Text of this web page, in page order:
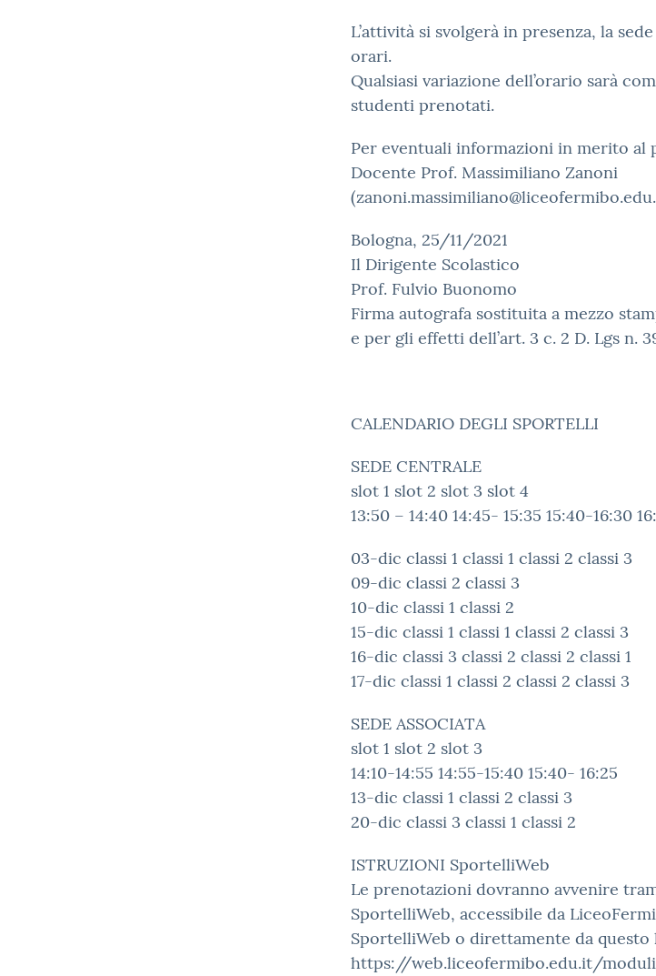
L’attività si svolgerà in presenza, la
orari.
Qualsiasi variazione dell’orario sarà
studenti prenotati.
Per eventuali informazioni in merito al
Docente Prof. Massimiliano Zanoni
Bologna, 25/11/2021
Il Dirigente Scolastico
Prof. Fulvio Buonomo
Firma autografa sostituita a mezzo
e per gli effetti dell’art. 3 c. 2 D. Lgs n.
CALENDARIO DEGLI SPORTELLI
SEDE CENTRALE
slot 1 slot 2 slot 3 slot 4
13:50 – 14:40 14:45- 15:35 15:40-16:30
03-dic classi 1 classi 1 classi 2 classi 3
09-dic classi 2 classi 3
10-dic classi 1 classi 2
15-dic classi 1 classi 1 classi 2 classi 3
16-dic classi 3 classi 2 classi 2 classi 1
17-dic classi 1 classi 2 classi 2 classi 3
SEDE ASSOCIATA
slot 1 slot 2 slot 3
14:10-14:55 14:55-15:40 15:40- 16:25
13-dic classi 1 classi 2 classi 3
20-dic classi 3 classi 1 classi 2
ISTRUZIONI SportelliWeb
Le prenotazioni dovranno avvenire
SportelliWeb, accessibile da
SportelliWeb o direttamente da questo
https://web.liceofermibo.edu.it/